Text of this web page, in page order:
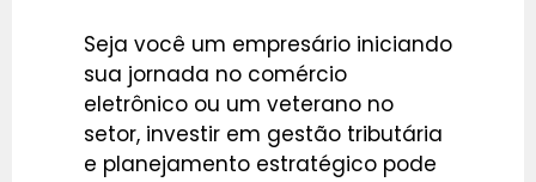
Seja você um empresário iniciando
sua jornada no comércio
eletrônico ou um veterano no
setor, investir em gestão tributária
e planejamento estratégico pode